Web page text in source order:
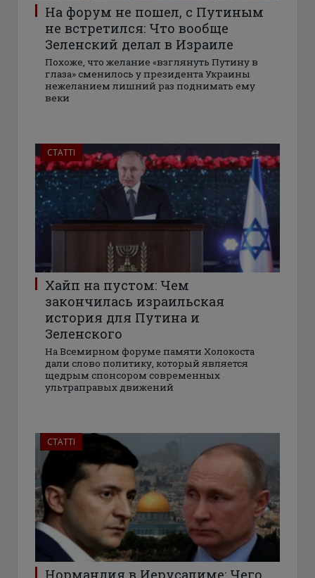
На форум не пошел, с Путиным
не встретился: Что вообще
Зеленский делал в Израиле
Похоже, что желание «взглянуть Путину в
глаза» сменилось у президента Украины
нежеланием лишний раз поднимать ему
веки
СТАТТІ
Хайп на пустом: Чем
закончилась израильская
история для Путина и
Зеленского
На Всемирном форуме памяти Холокоста
дали слово политику, который является
щедрым спонсором современных
ультраправых движений
СТАТТІ